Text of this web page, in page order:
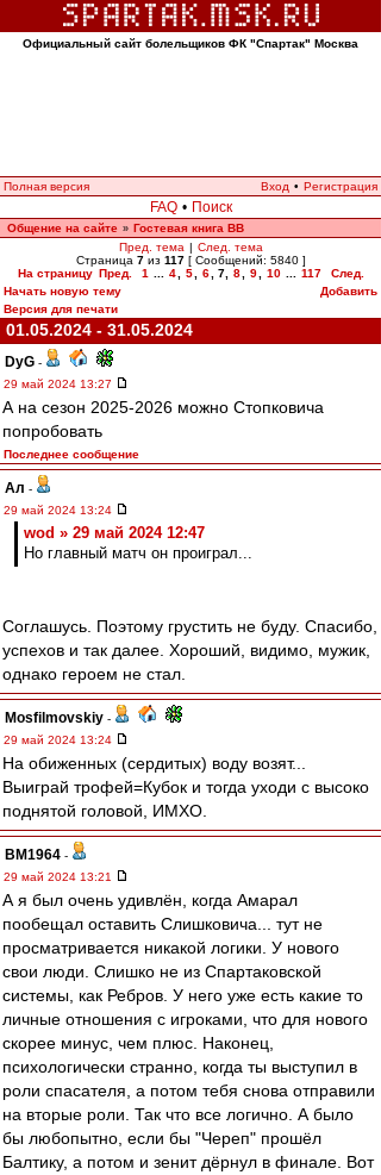
Официальный сайт болельщиков ФК "Спартак" Москва
Полная версия Вход • Регистрация
FAQ • Поиск
Общение на сайте » Гостевая книга ВВ
Пред. тема | След. тема
Страница 7из 117[ Сообщений: 5840 ]
На страницу Пред. 1 4 5 6 7, 8 9 10 117
След.
Начать новую тему
Добавить
Версия для печати
01.05.2024 - 31.05.2024
DyG -
29 май 2024 13:27
А на сезон 2025-2026 можно Стопковича
попробовать
Последнее сообщение
Ал -
29 май 2024 13:24
wod » 29 май 2024 12:47
Но главный матч он проиграл...
Соглашусь. Поэтому грустить не буду. Спасибо,
успехов и так далее. Хороший, видимо, мужик,
однако героем не стал.
Mosfilmovskiy -
29 май 2024 13:24
На обиженных (сердитых) воду возят...
Выиграй трофей=Кубок и тогда уходи с высоко
поднятой головой, ИМХО.
BM1964 -
29 май 2024 13:21
А я был очень удивлён, когда Амарал
пообещал оставить Слишковича... тут не
просматривается никакой логики. У нового
свои люди. Слишко не из Спартаковской
системы, как Ребров. У него уже есть какие то
личные отношения с игроками, что для нового
скорее минус, чем плюс. Наконец,
психологически странно, когда ты выступил в
роли спасателя, а потом тебя снова отправили
на вторые роли. Так что все логично. А было
бы любопытно, если бы "Череп" прошёл
Балтику, а потом и зенит дёрнул в финале. Вот